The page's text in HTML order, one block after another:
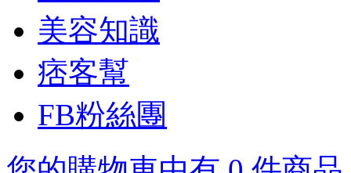
美容知識
痞客幫
FB粉絲團